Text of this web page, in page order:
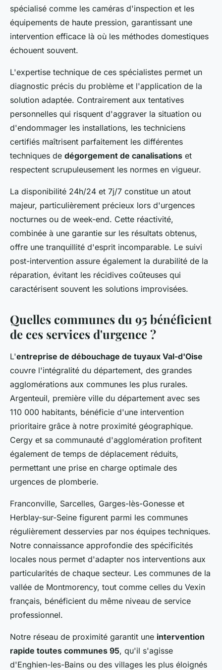
spécialisé comme les caméras d'inspection et les
équipements de haute pression, garantissant une
intervention efficace là où les méthodes domestiques
échouent souvent.
L'expertise technique de ces spécialistes permet un
diagnostic précis du problème et l'application de la
solution adaptée. Contrairement aux tentatives
personnelles qui risquent d'aggraver la situation ou
d'endommager les installations, les techniciens
certifiés maîtrisent parfaitement les différentes
techniques de dégorgement de canalisations et
respectent scrupuleusement les normes en vigueur.
La disponibilité 24h/24 et 7j/7 constitue un atout
majeur, particulièrement précieux lors d'urgences
nocturnes ou de week-end. Cette réactivité,
combinée à une garantie sur les résultats obtenus,
offre une tranquillité d'esprit incomparable. Le suivi
post-intervention assure également la durabilité de la
réparation, évitant les récidives coûteuses qui
caractérisent souvent les solutions improvisées.
Quelles communes du 95 bénéficient
de ces services d'urgence ?
L'entreprise de débouchage de tuyaux Val-d'Oise
couvre l'intégralité du département, des grandes
agglomérations aux communes les plus rurales.
Argenteuil, première ville du département avec ses
110 000 habitants, bénéficie d'une intervention
prioritaire grâce à notre proximité géographique.
Cergy et sa communauté d'agglomération profitent
également de temps de déplacement réduits,
permettant une prise en charge optimale des
urgences de plomberie.
Franconville, Sarcelles, Garges-lès-Gonesse et
Herblay-sur-Seine figurent parmi les communes
régulièrement desservies par nos équipes techniques.
Notre connaissance approfondie des spécificités
locales nous permet d'adapter nos interventions aux
particularités de chaque secteur. Les communes de la
vallée de Montmorency, tout comme celles du Vexin
français, bénéficient du même niveau de service
professionnel.
Notre réseau de proximité garantit une intervention
rapide toutes communes 95, qu'il s'agisse
d'Enghien-les-Bains ou des villages les plus éloignés